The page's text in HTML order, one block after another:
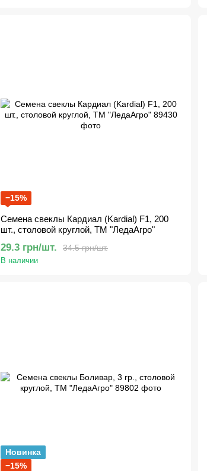
−15%
Семена свеклы Кардиал (Kardial) F1, 200
шт., столовой круглой, ТМ "ЛедаАгро"
34.5 грн/шт.
29.3 грн/шт.
В наличии
Новинка
−15%